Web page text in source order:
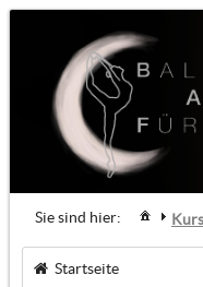
Sie sind hier:
Startseite